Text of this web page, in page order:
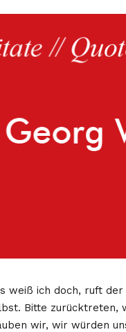
weiß ich doch, ruft
Bitte zurücktreten,
wir, wir würden